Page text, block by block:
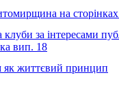
на
за інтересами
вип. 18
як життєвий принцип